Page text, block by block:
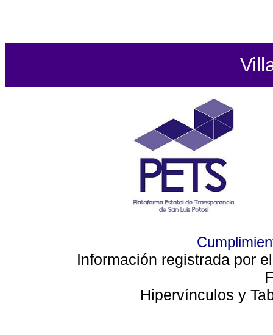
Información registrada por
Hipervínculos y